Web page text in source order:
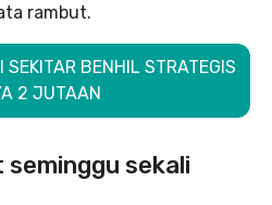
rambut.
SEKITAR BENHIL STRATEGIS
2 JUTAAN
seminggu sekali